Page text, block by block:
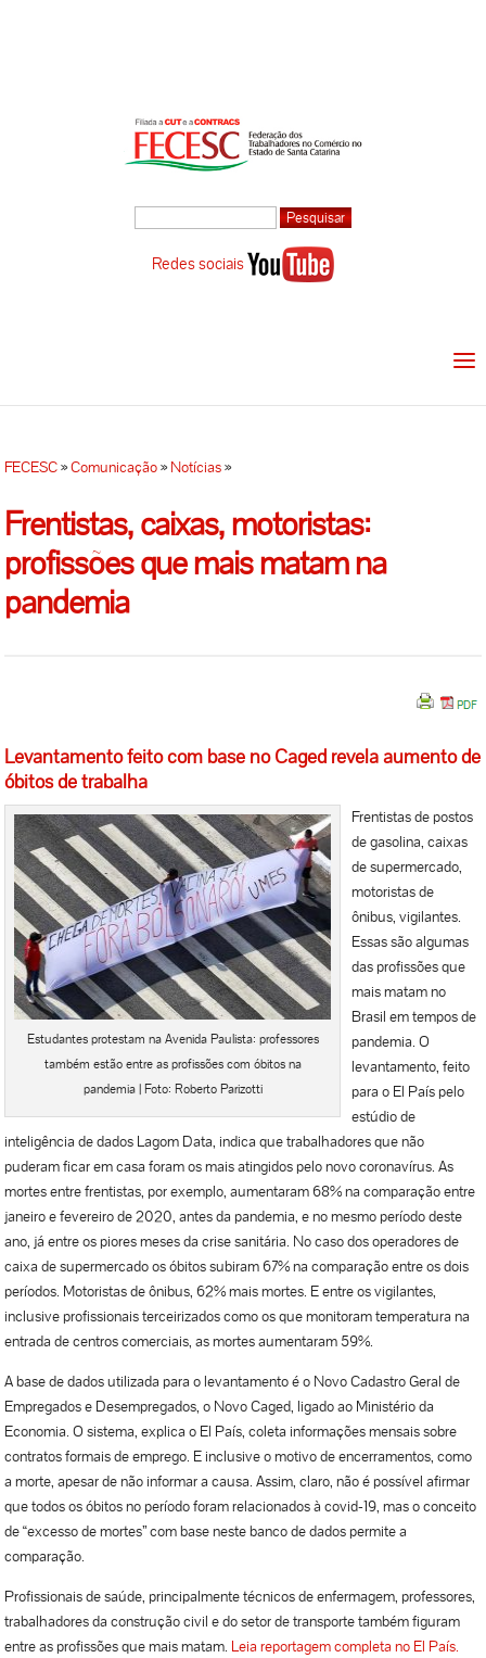
Redes sociais
FECESC»Comunicação»Notícias»
Frentistas, caixas, motoristas:
profissões que mais matam na
pandemia
Levantamento feito com base no Caged revela aumento de
óbitos de trabalha
Estudantes protestam na Avenida Paulista: professores
também estão entre as profissões com óbitos na
pandemia | Foto: Roberto Parizotti
Frentistas de postos
de gasolina, caixas
de supermercado,
motoristas de
ônibus, vigilantes.
Essas são algumas
das profissões que
mais matam no
Brasil em tempos de
pandemia. O
levantamento, feito
para o El País pelo
estúdio de
inteligência de dados Lagom Data, indica que trabalhadores que não
puderam ficar em casa foram os mais atingidos pelo novo coronavírus. As
mortes entre frentistas, por exemplo, aumentaram 68% na comparação entre
janeiro e fevereiro de 2020, antes da pandemia, e no mesmo período deste
ano, já entre os piores meses da crise sanitária. No caso dos operadores de
caixa de supermercado os óbitos subiram 67% na comparação entre os dois
períodos. Motoristas de ônibus, 62% mais mortes. E entre os vigilantes,
inclusive profissionais terceirizados como os que monitoram temperatura na
entrada de centros comerciais, as mortes aumentaram 59%.
A base de dados utilizada para o levantamento é o Novo Cadastro Geral de
Empregados e Desempregados, o Novo Caged, ligado ao Ministério da
Economia. O sistema, explica o El País, coleta informações mensais sobre
contratos formais de emprego. E inclusive o motivo de encerramentos, como
a morte, apesar de não informar a causa. Assim, claro, não é possível afirmar
que todos os óbitos no período foram relacionados à covid-19, mas o conceito
de “excesso de mortes” com base neste banco de dados permite a
comparação.
Profissionais de saúde, principalmente técnicos de enfermagem, professores,
trabalhadores da construção civil e do setor de transporte também figuram
entre as profissões que mais matam. Leia reportagem completa no El País.